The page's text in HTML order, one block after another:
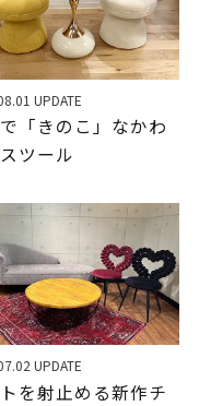
UPDATE
「きのこ」なかわ
ツール
UPDATE
を射止める新作チ